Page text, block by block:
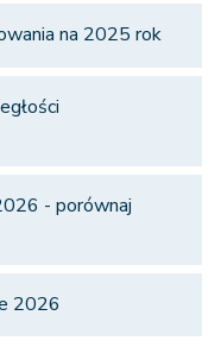
na 2025 rok
- porównaj
2026